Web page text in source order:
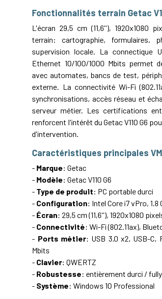
Fonctionnalités terrain Getac
L'écran 29,5 cm (11,6''), 1920x1080
terrain: cartographie, formulaires,
supervision locale. La connectique
Ethernet 10/100/1000 Mbits permet
avec automates, bancs de test,
externe. La connectivité Wi-Fi
synchronisations, accès réseau et
serveur métier. Les certifications
renforcent l'intérêt du Getac V110 G6
d'intervention.
Caractéristiques principales
- Marque: Getac
- Modèle: Getac V110 G6
- Type de produit: PC portable durci
- Configuration: Intel Core i7 vPro, 1.8
- Écran: 29,5 cm (11,6''), 1920x1080
- Connectivité: Wi-Fi (802.11ax),
- Ports métier: USB 3.0 x2, USB-C,
Mbits
- Clavier: QWERTZ
- Robustesse: entièrement durci /
- Système: Windows 10 Professional